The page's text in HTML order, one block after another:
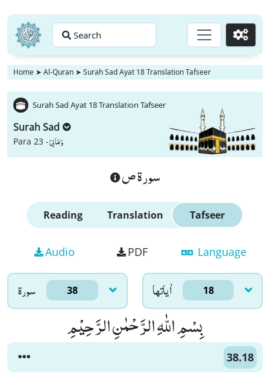
Search Go
Home ➤ Al-Quran ➤ Surah Sad Ayat 18 Translation Tafseer
Surah Sad Ayat 18 Translation Tafseer
Surah Sad
Para 23 -وَ مَا لِیَ
سورة ص
Reading Translation Tafseer
Audio PDF Language
سورۃ 38 اٰياتها 18
بِسْمِ اللّٰهِ الرَّحْمٰنِ الرَّحِیْمِ
38.18